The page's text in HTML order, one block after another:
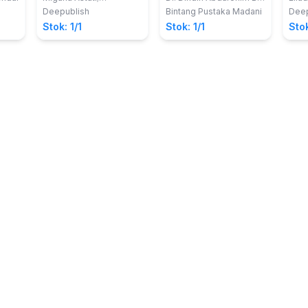
Media
Nurhafifah Matondang
Deepublish
Stok: 1/1
UMKM
S.Sos, MM, M.Si
Bintang Pustaka Madani
Stok: 1/1